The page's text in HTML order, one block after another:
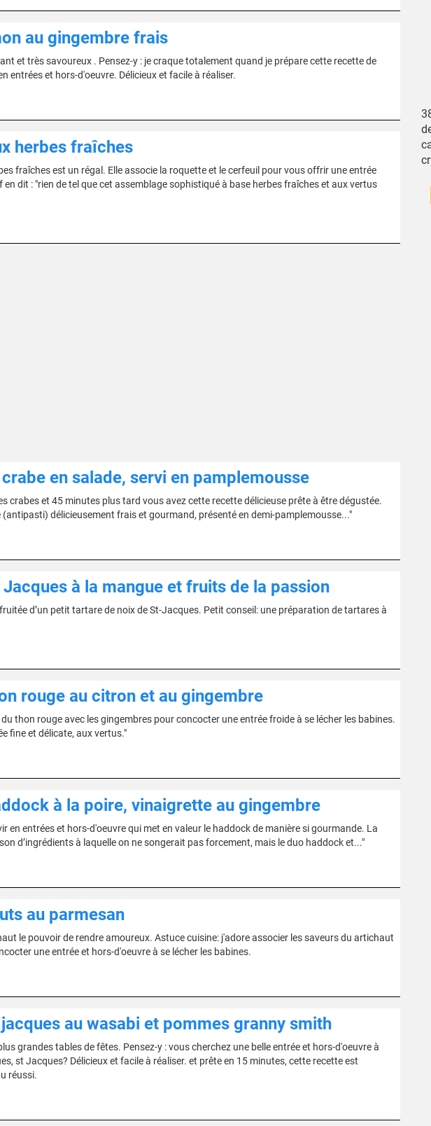
au gingembre frais
et très savoureux . Pensez-y : je craque totalement quand je prépare cette recette de
entrées et hors-d'oeuvre. Délicieux et facile à réaliser.
herbes fraîches
fraîches est un régal. Elle associe la roquette et le cerfeuil pour vous offrir une entrée
en dit : "rien de tel que cet assemblage sophistiqué à base herbes fraîches et aux vertus
en salade, servi en pamplemousse
crabes et 45 minutes plus tard vous avez cette recette délicieuse prête à être dégustée.
délicieusement frais et gourmand, présenté en demi-pamplemousse..."
à la mangue et fruits de la passion
d’un petit tartare de noix de St-Jacques. Petit conseil: une préparation de tartares à
rouge au citron et au gingembre
thon rouge avec les gingembres pour concocter une entrée froide à se lécher les babines.
fine et délicate, aux vertus."
à la poire, vinaigrette au gingembre
en entrées et hors-d'oeuvre qui met en valeur le haddock de manière si gourmande. La
d’ingrédients à laquelle on ne songerait pas forcement, mais le duo haddock et..."
au parmesan
le pouvoir de rendre amoureux. Astuce cuisine: j'adore associer les saveurs du artichaut
une entrée et hors-d'oeuvre à se lécher les babines.
au wasabi et pommes granny smith
grandes tables de fêtes. Pensez-y : vous cherchez une belle entrée et hors-d'oeuvre à
st Jacques? Délicieux et facile à réaliser. et prête en 15 minutes, cette recette est
réussi.